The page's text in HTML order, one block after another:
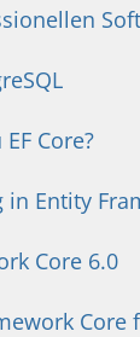
Core?
in Entity
Core 6.0
Core